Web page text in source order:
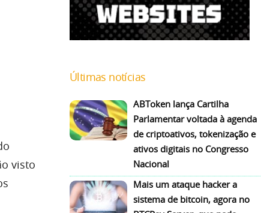
visto
Últimas notícias
ABToken lança Cartilha
Parlamentar voltada à agenda
de criptoativos, tokenização e
ativos digitais no Congresso
Nacional
Mais um ataque hacker a
sistema de bitcoin, agora no